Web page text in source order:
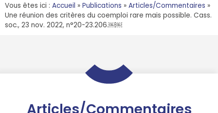
Vous êtes ici : Accueil » Publications » Articles/Commentaires »
Une réunion des critères du coemploi rare mais possible. Cass.
soc., 23 nov. 2022, n°20-23.206.￼￼
Articles/Commentaires